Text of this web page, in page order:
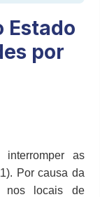
Estado
por
as
Por causa da
nos locais de